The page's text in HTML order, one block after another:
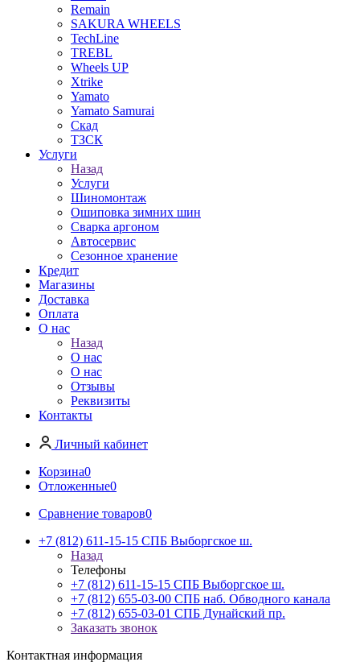
Remain
SAKURA WHEELS
TechLine
TREBL
Wheels UP
Xtrike
Yamato
Yamato Samurai
Скад
ТЗСК
Услуги
Назад
Услуги
Шиномонтаж
Ошиповка зимних шин
Сварка аргоном
Автосервис
Сезонное хранение
Кредит
Магазины
Доставка
Оплата
О нас
Назад
О нас
О нас
Отзывы
Реквизиты
Контакты
Личный кабинет
Корзина0
Отложенные0
Сравнение товаров0
+7 (812) 611-15-15 СПБ Выборгское ш.
Назад
Телефоны
+7 (812) 611-15-15 СПБ Выборгское ш.
+7 (812) 655-03-00 СПБ наб. Обводного канала
+7 (812) 655-03-01 СПБ Дунайский пр.
Заказать звонок
Контактная информация